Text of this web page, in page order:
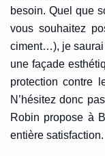
besoin. Quel que
vous souhaitez
ciment…), je saurai
une façade
protection contre
N’hésitez donc
Robin propose à
entière satisfaction.